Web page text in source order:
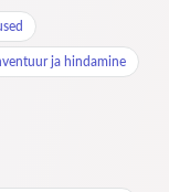
ja hindamine